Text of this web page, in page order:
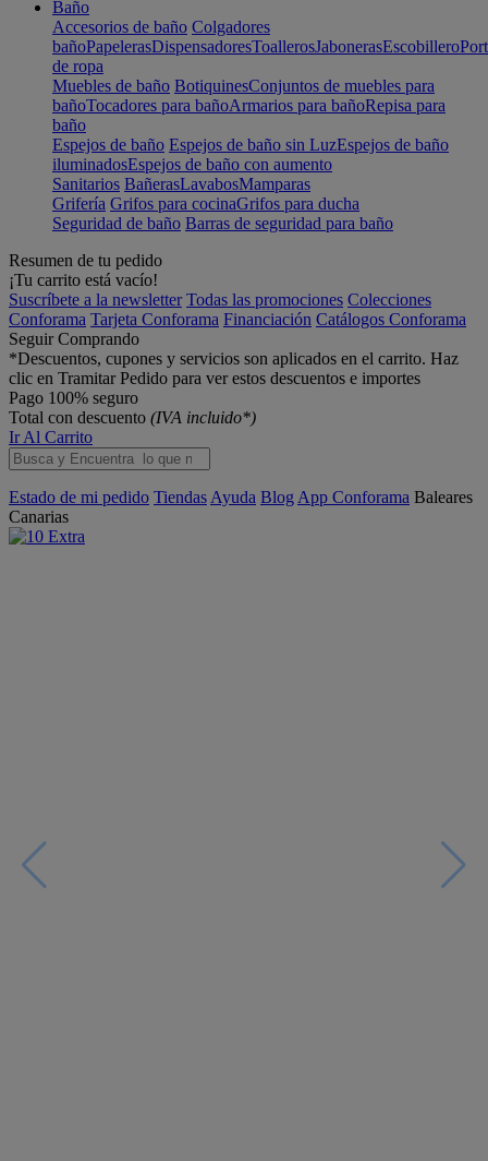
Baño
Accesorios de baño Colgadores
bañoPapelerasDispensadoresToallerosJabonerasEscobillero
de ropa
Muebles de baño BotiquinesConjuntos de muebles para
bañoTocadores para bañoArmarios para bañoRepisa para
baño
Espejos de baño Espejos de baño sin LuzEspejos de baño
iluminadosEspejos de baño con aumento
Sanitarios BañerasLavabosMamparas
Grifería Grifos para cocinaGrifos para ducha
Seguridad de baño Barras de seguridad para baño
Resumen de tu pedido
¡Tu carrito está vacío!
Suscríbete a la newsletter Todas las promociones Colecciones
Conforama Tarjeta Conforama Financiación Catálogos Conforama
Seguir Comprando
*Descuentos, cupones y servicios son aplicados en el carrito. Haz
clic en Tramitar Pedido para ver estos descuentos e importes
Pago 100% seguro
Total con descuento (IVA incluido*)
Ir Al Carrito
Estado de mi pedido Tiendas Ayuda Blog App Conforama Baleares
Canarias